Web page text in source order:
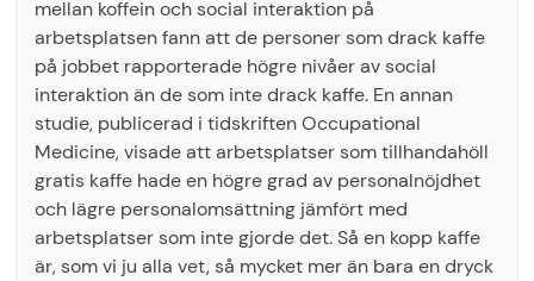
mellan koffein och social interaktion på
arbetsplatsen fann att de personer som drack kaffe
på jobbet rapporterade högre nivåer av social
interaktion än de som inte drack kaffe. En annan
studie, publicerad i tidskriften Occupational
Medicine, visade att arbetsplatser som tillhandahöll
gratis kaffe hade en högre grad av personalnöjdhet
och lägre personalomsättning jämfört med
arbetsplatser som inte gjorde det. Så en kopp kaffe
är, som vi ju alla vet, så mycket mer än bara en dryck